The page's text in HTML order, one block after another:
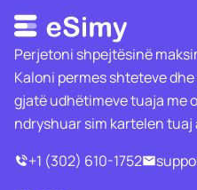
Perjetoni shpejtësinë
Kaloni permes shteteve
gjatë udhëtimeve tuaja me
ndryshuar sim kartelen tuaj
+1 (302) 610-1752